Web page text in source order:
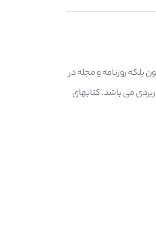
بلکه روزنامه و مجله در
می باشد. کتابهای